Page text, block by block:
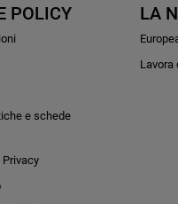
POLICY
e schede
LA
Lavora